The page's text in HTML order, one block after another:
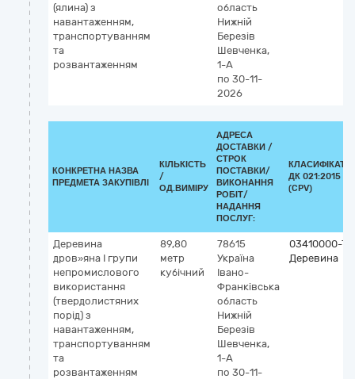
(ялина) з
навантаженням,
транспортуванням
та
розвантаженням
область
Нижній
Березів
Шевченка,
1-А
по 30-11-
2026
КОНКРЕТНА НАЗВА
ПРЕДМЕТА ЗАКУПІВЛІ
КІЛЬКІСТЬ
/
ОД.ВИМІРУ
АДРЕСА
ДОСТАВКИ /
СТРОК
ПОСТАВКИ/
ВИКОНАННЯ
РОБІТ/
НАДАННЯ
ПОСЛУГ:
ДК 021:2015
(CPV)
Деревина
дров»яна І групи
непромислового
використання
(твердолистяних
порід) з
навантаженням,
транспортуванням
та
розвантаженням
89,80
метр
кубічний
78615
Україна
Івано-
Франківська
область
Нижній
Березів
Шевченка,
1-А
по 30-11-
03410000-7
Деревина